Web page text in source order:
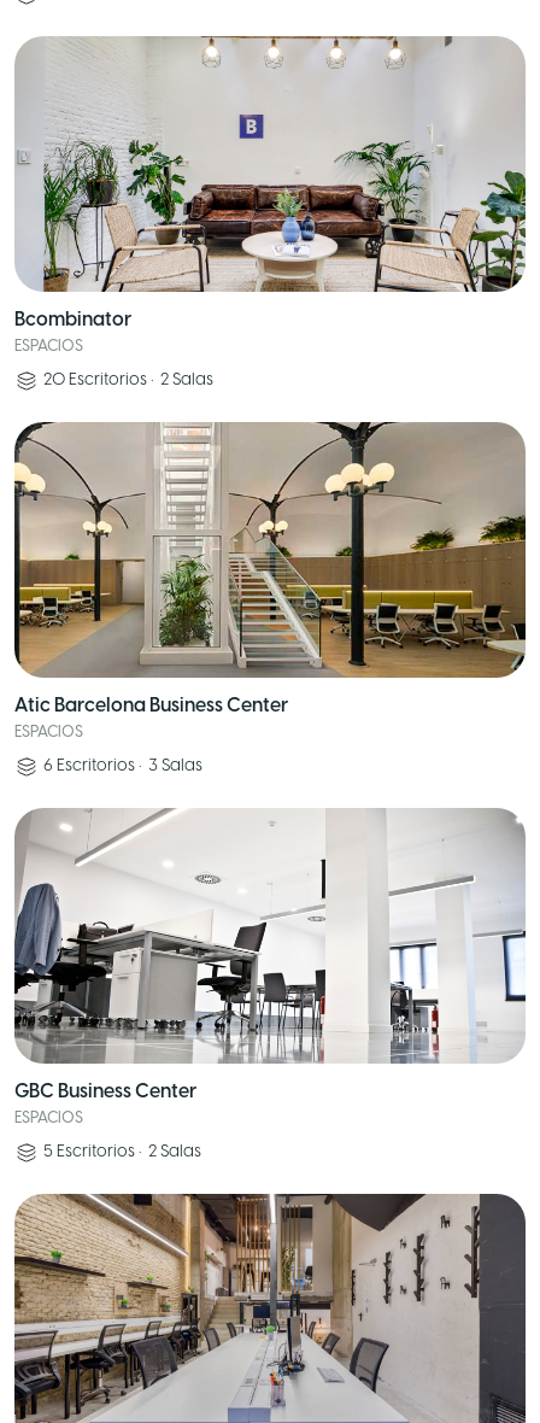
Bcombinator
ESPACIOS
20 Escritorios • 2 Salas
Atic Barcelona Business Center
ESPACIOS
6 Escritorios • 3 Salas
GBC Business Center
ESPACIOS
5 Escritorios • 2 Salas